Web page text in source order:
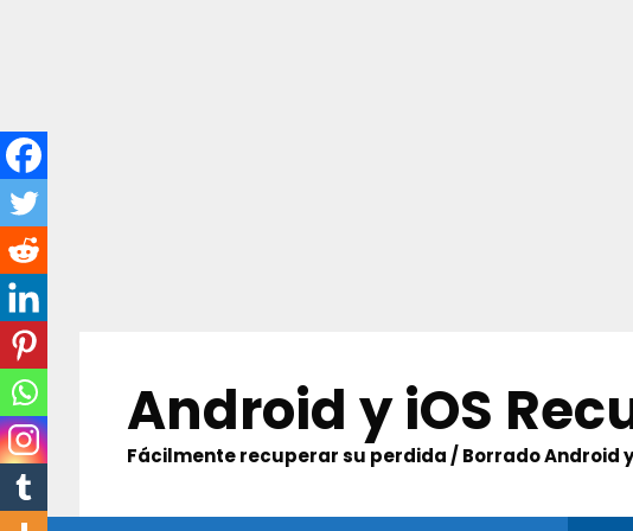
Skip
to
content
Android y iOS
Fácilmente recuperar su perdida / Borrado Android y